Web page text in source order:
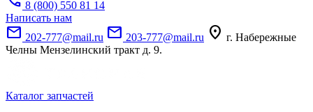
8 (800) 550 81 14
Написать нам
mail 202-777@mail.ru mail 203-777@mail.ru location_on г. Набережные
Челны Мензелинский тракт д. 9.
Каталог запчастей